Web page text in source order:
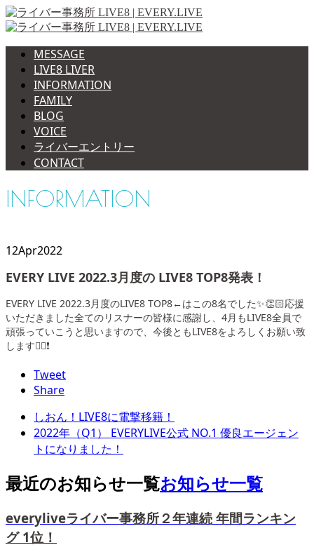
MESSAGE
LIVE8 LIVER
INFORMATION
FAMILY
BLOG
VOICE
ライバーエントリー
CONTACT
INFORMATION
12Apr2022
EVERY LIVE 2022.3月度の LIVE8 TOP8発表！
EVERY LIVE 2022.3月度のLIVE8 TOP8←はこの8名でした✨👏🏻応援
いただきました全てのリスナーの皆様に感謝し、4月もLIVE8全員で
頑張っていこうと思いますので、今後ともLIVE8をよろしくお願い致
します🙇‍♂️❗️
Tweet
Share
しおん！LIVE8に電撃移籍！
2022年（Q1） EVERYLIVE公式 NO.1 優良エージェン
トになりました！
最近のお知らせ一覧お知らせ一覧
everyliveライバー事務所２年連続 年間ランキン
グ 1位！